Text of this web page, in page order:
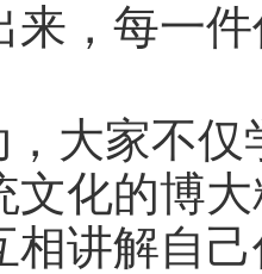
来 ， 每一
， 大家不仅
文化的博
相讲解自